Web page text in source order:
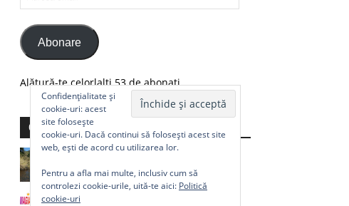
email
Abonare
Alătură-te celorlalți 53 de abonați.
Comunitate
Confidențialitate și
cookie-uri: acest
site folosește
cookie-uri. Dacă continui să folosești acest site
web, ești de acord cu utilizarea lor.
Pentru a afla mai multe, inclusiv cum să
controlezi cookie-urile, uită-te aici: Politică
cookie-uri